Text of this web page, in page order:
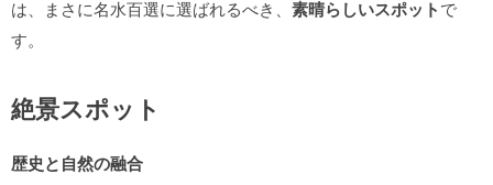
は、まさに名水百選に選ばれるべき、 素晴らしいスポットで
す。
絶景スポット
歴史と自然の融合